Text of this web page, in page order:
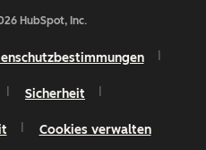
HubSpot, Inc.
Sicherheit
Cookies verwalten